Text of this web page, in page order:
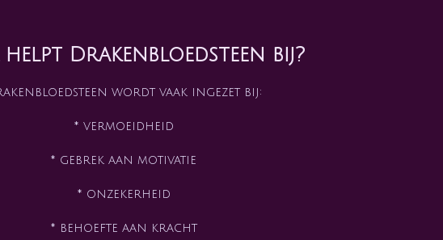
helpt Drakenbloedsteen bij?
wordt vaak ingezet bij:
* vermoeidheid
* gebrek aan motivatie
* onzekerheid
* behoefte aan kracht